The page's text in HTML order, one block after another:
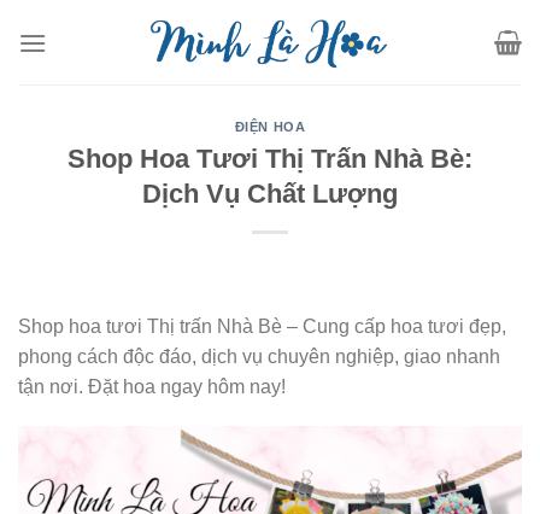
ĐIỆN HOA
Shop Hoa Tươi Thị Trấn Nhà Bè:
Dịch Vụ Chất Lượng
Shop hoa tươi Thị trấn Nhà Bè – Cung cấp hoa tươi đẹp,
phong cách độc đáo, dịch vụ chuyên nghiệp, giao nhanh
tận nơi. Đặt hoa ngay hôm nay!